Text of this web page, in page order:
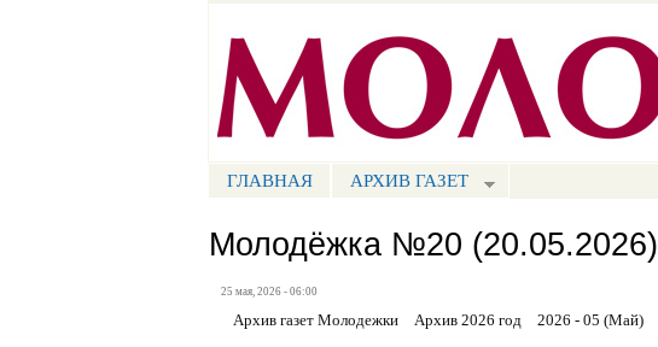
Портал СМИ КБР
МЕНЮ СМ
ГЛАВНАЯ АРХИВ ГАЗЕТ
Молодёжка №20 (20.05.2026)
25 мая, 2026 - 06:00
Архив газет Молодежки Архив 2026 год 2026 - 05 (Май)